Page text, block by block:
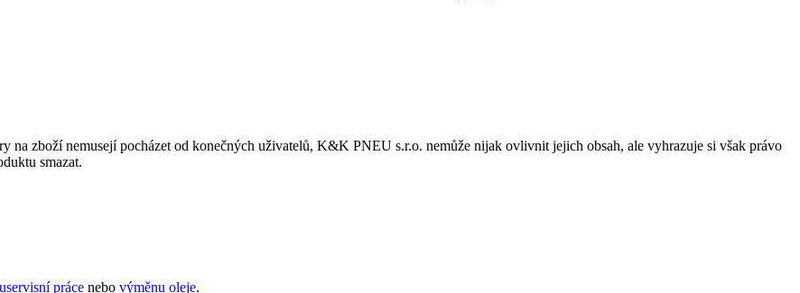
na zboží nemusejí pocházet od konečných uživatelů, K&K PNEU s.r.o. nemůže nijak ovlivnit jejich obsah, ale vyhrazuje si však právo
smazat.
práce nebo výměnu oleje.